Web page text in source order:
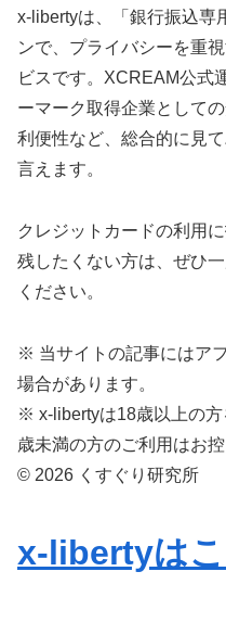
x-libertyは、「銀行振込専
ンで、プライバシーを重
ビスです。XCREAM公式
ーマーク取得企業として
利便性など、総合的に見
言えます。
クレジットカードの利用
残したくない方は、ぜひ
ください。
※ 当サイトの記事にはア
場合があります。
※ x-libertyは18歳以上の
歳未満の方のご利用はお控
© 2026 くすぐり研究所
x-libertyは